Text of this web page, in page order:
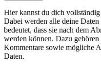
Hier kannst du dich
Dabei werden alle deine
bedeutet, dass sie nach dem
werden können. Dazu
Kommentare sowie mögliche
Daten.